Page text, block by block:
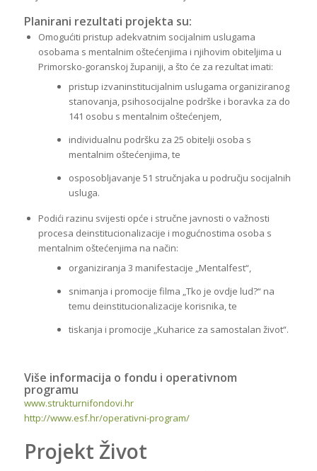
Planirani rezultati projekta su:
Omogućiti pristup adekvatnim socijalnim uslugama
osobama s mentalnim oštećenjima i njihovim obiteljima u
Primorsko-goranskoj županiji, a što će za rezultat imati:
pristup izvaninstitucijalnim uslugama organiziranog
stanovanja, psihosocijalne podrške i boravka za do
141 osobu s mentalnim oštećenjem,
individualnu podršku za 25 obitelji osoba s
mentalnim oštećenjima, te
osposobljavanje 51 stručnjaka u području socijalnih
usluga.
Podići razinu svijesti opće i stručne javnosti o važnosti
procesa deinstitucionalizacije i mogućnostima osoba s
mentalnim oštećenjima na način:
organiziranja 3 manifestacije „Mentalfest“,
snimanja i promocije filma „Tko je ovdje lud?“ na
temu deinstitucionalizacije korisnika, te
tiskanja i promocije „Kuharice za samostalan život“.
Više informacija o fondu i operativnom
programu
www.strukturnifondovi.hr
http://www.esf.hr/operativni-program/
Projekt Život